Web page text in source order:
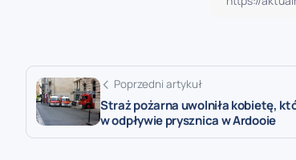
Poprzedni artykuł
Straż pożarna uwolniła kobietę,
w odpływie prysznica w Ardooie